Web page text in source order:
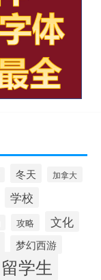
冬天 加拿大
学校
攻略 文化
梦幻西游
留学生